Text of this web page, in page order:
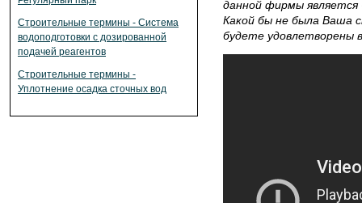
Строительные термины - Система
водоподготовки с дозированной
подачей реагентов
Строительные термины -
Уплотнение осадка сточных вод
данной фирмы является
Какой бы не была Ваша
будете удовлетворены